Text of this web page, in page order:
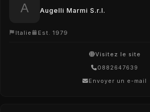
Augelli Marmi S.r.l.
Italie Est. 1979
Visitez le site
0882647639
Envoyer un e-mail